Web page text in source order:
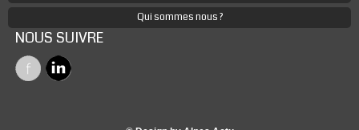
Qui sommes nous ?
NOUS SUIVRE